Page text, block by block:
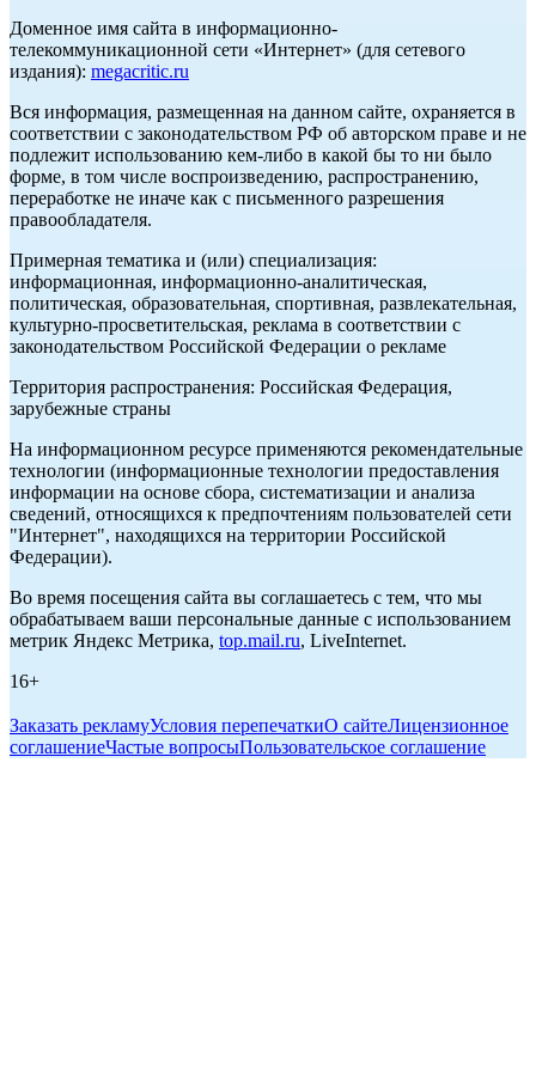
Доменное имя сайта в информационно-
телекоммуникационной сети «Интернет» (для сетевого
издания): megacritic.ru
Вся информация, размещенная на данном сайте, охраняется в
соответствии с законодательством РФ об авторском праве и не
подлежит использованию кем-либо в какой бы то ни было
форме, в том числе воспроизведению, распространению,
переработке не иначе как с письменного разрешения
правообладателя.
Примерная тематика и (или) специализация:
информационная, информационно-аналитическая,
политическая, образовательная, спортивная, развлекательная,
культурно-просветительская, реклама в соответствии с
законодательством Российской Федерации о рекламе
Территория распространения: Российская Федерация,
зарубежные страны
На информационном ресурсе применяются рекомендательные
технологии (информационные технологии предоставления
информации на основе сбора, систематизации и анализа
сведений, относящихся к предпочтениям пользователей сети
"Интернет", находящихся на территории Российской
Федерации).
Во время посещения сайта вы соглашаетесь с тем, что мы
обрабатываем ваши персональные данные с использованием
метрик Яндекс Метрика, top.mail.ru, LiveInternet.
16+
Заказать рекламуУсловия перепечаткиО сайтеЛицензионное
соглашениеЧастые вопросыПользовательское соглашение